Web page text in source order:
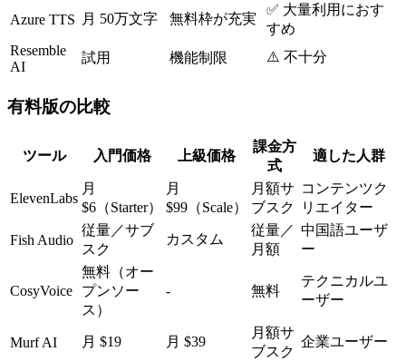
Azure TTS 月 50万文字 無料枠が充実
✅ 大量利用におす
すめ
Resemble
AI
試用 機能制限 ⚠️ 不十分
有料版の比較
ツール 入門価格 上級価格
課金方
式
適した人群
ElevenLabs
月
$6（Starter）
月
$99（Scale）
月額サ
ブスク
コンテンツク
リエイター
Fish Audio
従量／サブ
スク
カスタム
従量／
月額
中国語ユーザ
ー
CosyVoice
無料（オー
プンソー
ス）
- 無料
テクニカルユ
ーザー
Murf AI 月 $19 月 $39
月額サ
ブスク
企業ユーザー